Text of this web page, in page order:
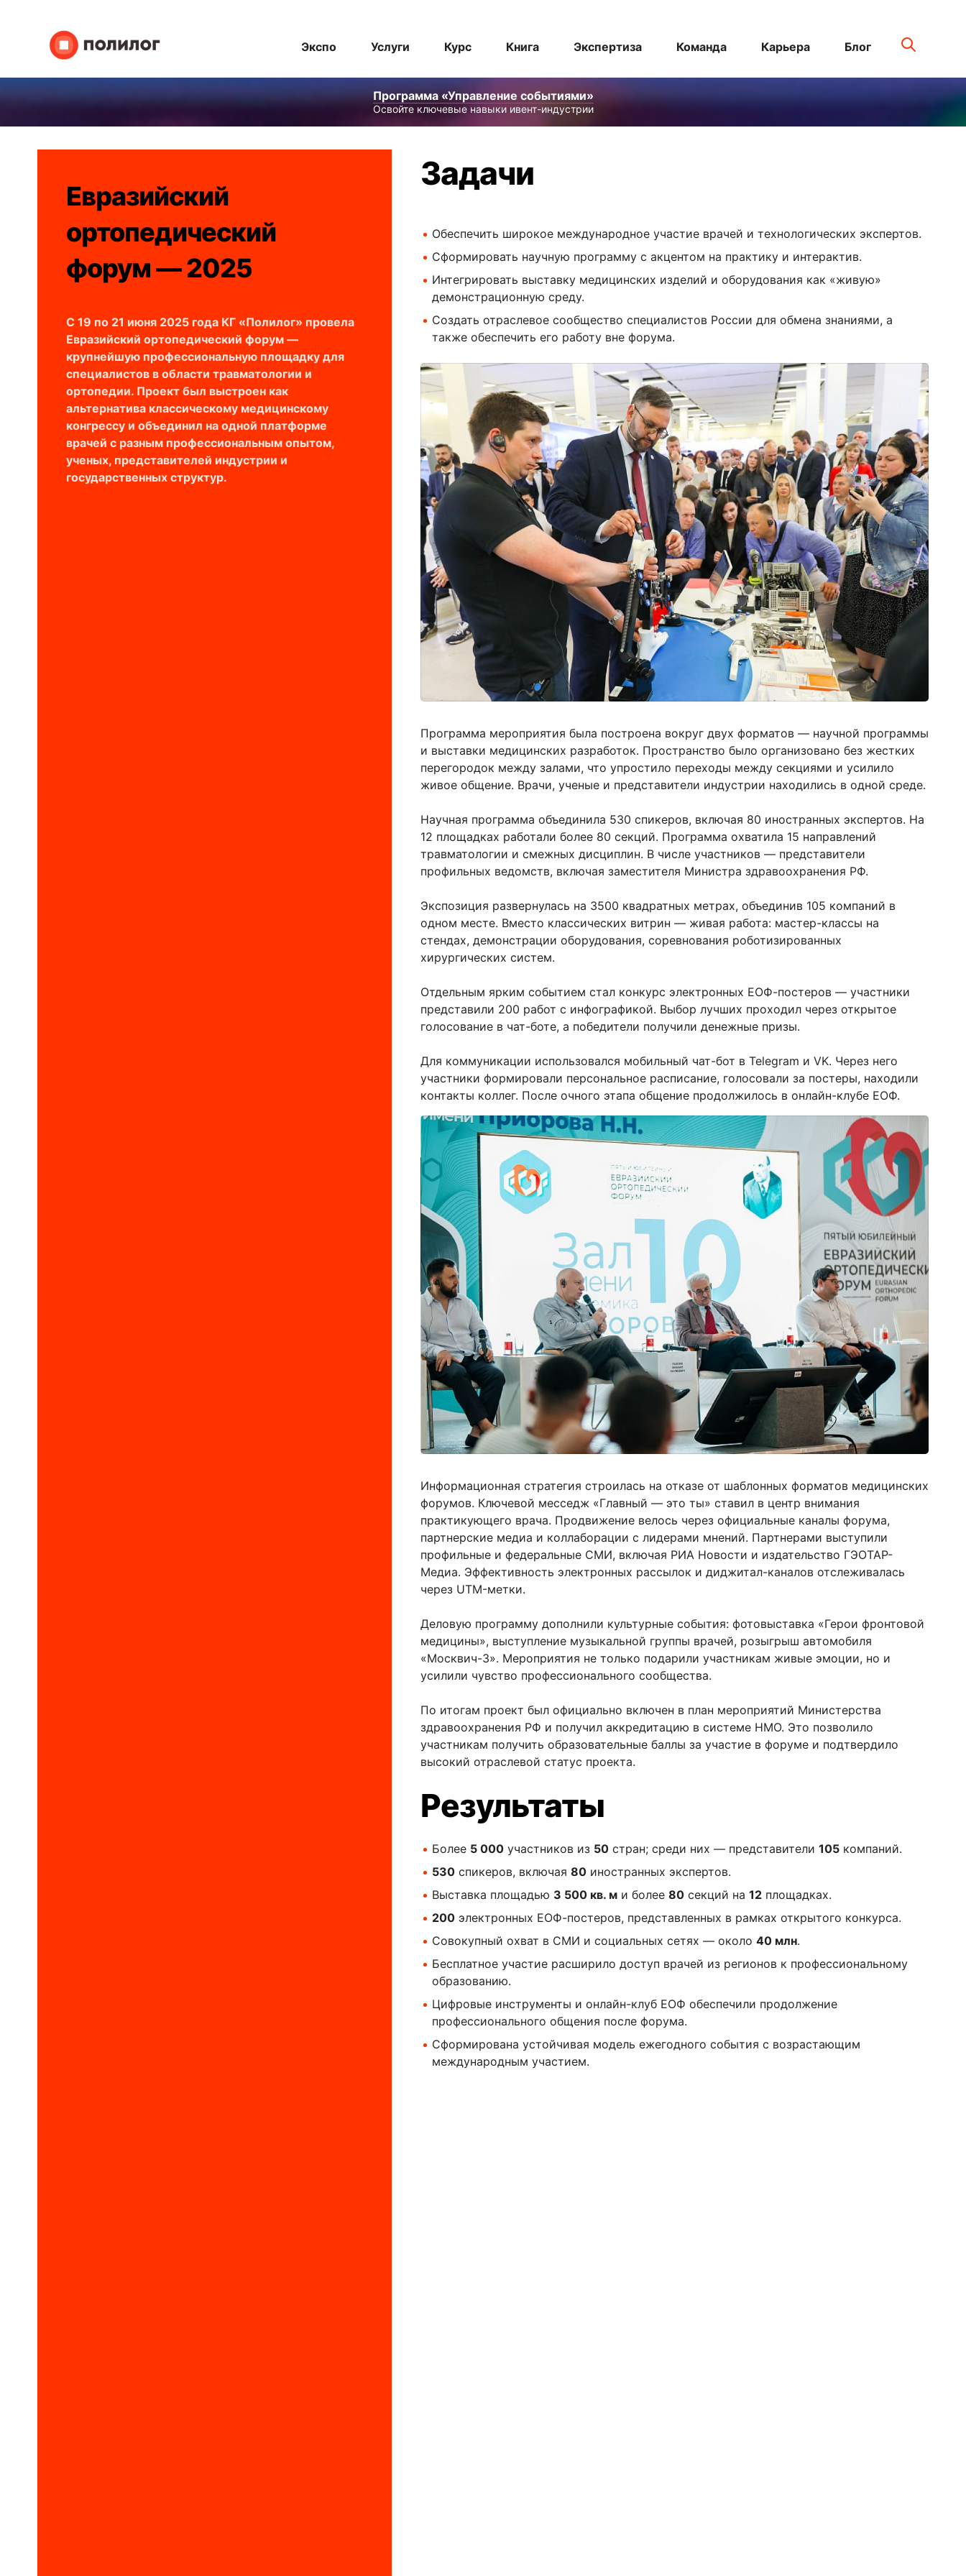
Экспо Услуги Курс Книга Экспертиза Команда Карьера Блог
Программа «Управление событиями»
Освойте ключевые навыки ивент-индустрии
Евразийский
ортопедический
форум — 2025
С 19 по 21 июня 2025 года КГ «Полилог» провела
Евразийский ортопедический форум —
крупнейшую профессиональную площадку для
специалистов в области травматологии и
ортопедии. Проект был выстроен как
альтернатива классическому медицинскому
конгрессу и объединил на одной платформе
врачей с разным профессиональным опытом,
ученых, представителей индустрии и
государственных структур.
Задачи
Обеспечить широкое международное участие врачей и технологических экспертов.
Сформировать научную программу с акцентом на практику и интерактив.
Интегрировать выставку медицинских изделий и оборудования как «живую»
демонстрационную среду.
Создать отраслевое сообщество специалистов России для обмена знаниями, а
также обеспечить его работу вне форума.
Программа мероприятия была построена вокруг двух форматов — научной программы
и выставки медицинских разработок. Пространство было организовано без жестких
перегородок между залами, что упростило переходы между секциями и усилило
живое общение. Врачи, ученые и представители индустрии находились в одной среде.
Научная программа объединила 530 спикеров, включая 80 иностранных экспертов. На
12 площадках работали более 80 секций. Программа охватила 15 направлений
травматологии и смежных дисциплин. В числе участников — представители
профильных ведомств, включая заместителя Министра здравоохранения РФ.
Экспозиция развернулась на 3500 квадратных метрах, объединив 105 компаний в
одном месте. Вместо классических витрин — живая работа: мастер-классы на
стендах, демонстрации оборудования, соревнования роботизированных
хирургических систем.
Отдельным ярким событием стал конкурс электронных ЕОФ-постеров — участники
представили 200 работ с инфографикой. Выбор лучших проходил через открытое
голосование в чат-боте, а победители получили денежные призы.
Для коммуникации использовался мобильный чат-бот в Telegram и VK. Через него
участники формировали персональное расписание, голосовали за постеры, находили
контакты коллег. После очного этапа общение продолжилось в онлайн-клубе ЕОФ.
Информационная стратегия строилась на отказе от шаблонных форматов медицинских
форумов. Ключевой месседж «Главный — это ты» ставил в центр внимания
практикующего врача. Продвижение велось через официальные каналы форума,
партнерские медиа и коллаборации с лидерами мнений. Партнерами выступили
профильные и федеральные СМИ, включая РИА Новости и издательство ГЭОТАР-
Медиа. Эффективность электронных рассылок и диджитал-каналов отслеживалась
через UTM-метки.
Деловую программу дополнили культурные события: фотовыставка «Герои фронтовой
медицины», выступление музыкальной группы врачей, розыгрыш автомобиля
«Москвич-3». Мероприятия не только подарили участникам живые эмоции, но и
усилили чувство профессионального сообщества.
По итогам проект был официально включен в план мероприятий Министерства
здравоохранения РФ и получил аккредитацию в системе НМО. Это позволило
участникам получить образовательные баллы за участие в форуме и подтвердило
высокий отраслевой статус проекта.
Результаты
Более 5 000 участников из 50 стран; среди них — представители 105 компаний.
530 спикеров, включая 80 иностранных экспертов.
Выставка площадью 3 500 кв. м и более 80 секций на 12 площадках.
200 электронных ЕОФ-постеров, представленных в рамках открытого конкурса.
Совокупный охват в СМИ и социальных сетях — около 40 млн.
Бесплатное участие расширило доступ врачей из регионов к профессиональному
образованию.
Цифровые инструменты и онлайн-клуб ЕОФ обеспечили продолжение
профессионального общения после форума.
Сформирована устойчивая модель ежегодного события с возрастающим
международным участием.